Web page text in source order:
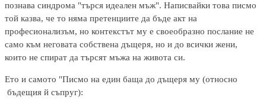
познава синдрома "търся идеален мъж". Написвайки това писмо
той казва, че то няма претенциите да бъде акт на
професионализъм, но контекстът му е своеобразно послание не
само към неговата собствена дъщеря, но и до всички жени,
които не спират да търсят мъжа на живота си.
Ето и самото "Писмо на един баща до дъщеря му (относно
бъдещия й съпруг):